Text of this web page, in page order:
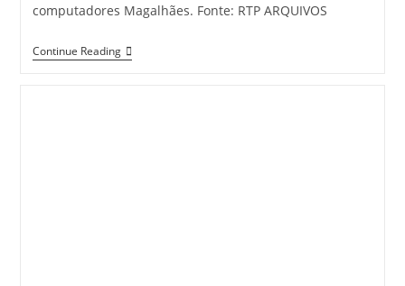
computadores Magalhães. Fonte: RTP ARQUIVOS
Continue ReadingConcurso
Para